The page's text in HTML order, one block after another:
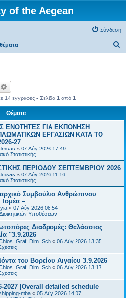
of the Aegean
Σύνδεση
14 εγγραφές • Σελίδα 1 από 1
Θέματα
ΕΝΟΤΗΤΕΣ ΓΙΑ ΕΚΠΟΝΗΣΗ
ΕΡΓΑΣΙΩΝ ΚΑΤΑ ΤΟ
27
« 07 Αύγ 2026 17:49
Στατιστικής
ΠΕΡΙΟΔΟΥ ΣΕΠΤΕΜΒΡΙΟΥ 2026
« 07 Αύγ 2026 11:16
Στατιστικής
Συμβούλιο Ανθρώπινου
–
« 07 Αύγ 2026 08:54
Υποθέσεων
Διαδρομές: Θαλάσσιος
"3.9.2026
« 06 Αύγ 2026 13:35
του Βορείου Αιγαίου 3.9.2026
« 06 Αύγ 2026 13:17
2027 |Overall detailed schedule
mba « 05 Αύγ 2026 14:07